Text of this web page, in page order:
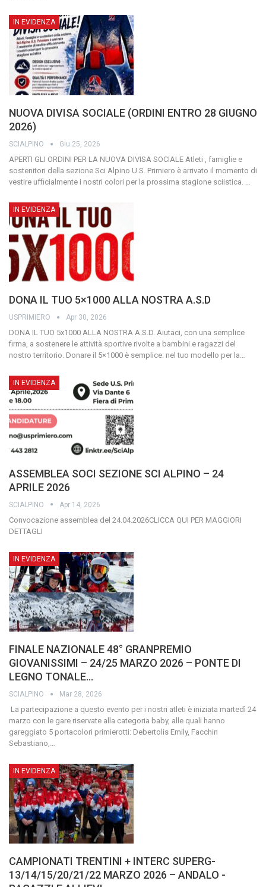
IN EVIDENZA
NUOVA DIVISA SOCIALE (ORDINI ENTRO 28 GIUGNO
2026)
SCIALPINO Giu 25, 2026
APERTI GLI ORDINI PER LA NUOVA DIVISA SOCIALE Atleti , famiglie e
sostenitori della sezione Sci Alpino U.S. Primiero è arrivato il momento di
vestire ufficialmente i nostri colori per la prossima stagione sciistica.
IN EVIDENZA
DONA IL TUO 5×1000 ALLA NOSTRA A.S.D
USPRIMIERO Apr 30, 2026
DONA IL TUO 5x1000 ALLA NOSTRA A.S.D. Aiutaci, con una semplice
firma, a sostenere le attività sportive rivolte a bambini e ragazzi del
nostro territorio. Donare il 5×1000 è semplice: nel tuo modello per la…
IN EVIDENZA
ASSEMBLEA SOCI SEZIONE SCI ALPINO – 24
APRILE 2026
SCIALPINO Apr 14, 2026
Convocazione assemblea del 24.04.2026CLICCA QUI PER MAGGIORI
DETTAGLI
IN EVIDENZA
FINALE NAZIONALE 48° GRANPREMIO
GIOVANISSIMI – 24/25 MARZO 2026 – PONTE DI
LEGNO TONALE…
SCIALPINO Mar 28, 2026
La partecipazione a questo evento per i nostri atleti è iniziata martedì 24
marzo con le gare riservate alla categoria baby, alle quali hanno
gareggiato 5 portacolori primierotti: Debertolis Emily, Facchin
Sebastiano,…
IN EVIDENZA
CAMPIONATI TRENTINI + INTERC SUPERG-
13/14/15/20/21/22 MARZO 2026 – ANDALO -